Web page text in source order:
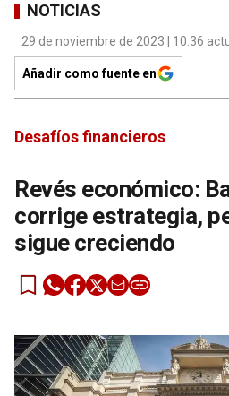
NOTICIAS
29 de noviembre de 2023 | 10:36
Añadir como fuente en
Desafíos financieros
Revés económico:
corrige estrategia,
sigue creciendo